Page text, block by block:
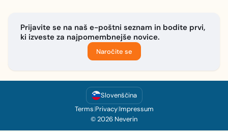
Prijavite se na naš e-poštni seznam in bodite prvi,
ki izveste za najpomembnejše novice.
Naročite se
Slovenščina
Terms|Privacy|Impressum
© 2026 Neverin